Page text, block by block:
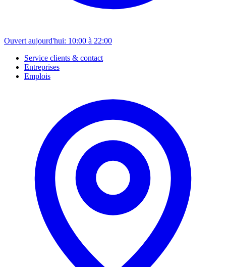
Ouvert aujourd'hui: 10:00 à 22:00
Service clients & contact
Entreprises
Emplois